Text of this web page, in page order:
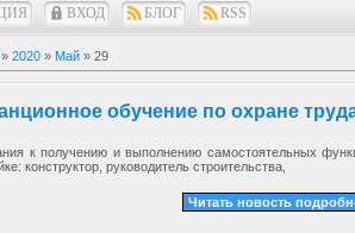
ВХОД БЛОГ RSS
» 2020 » Май » 29
обучение по охране
к получению и выполнению самостоятельных
конструктор, руководитель строительства,
Читать новость